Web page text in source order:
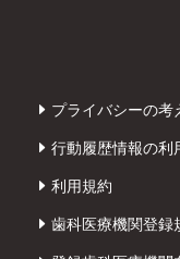
プライバシーの考
行動履歴情報の利
利用規約
歯科医療機関登録